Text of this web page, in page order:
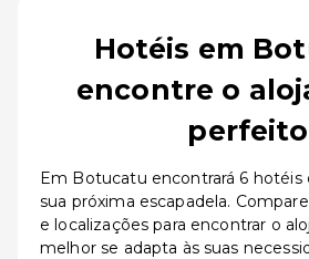
Hotéis em
encontre o
perfeito
Em Botucatu encontrará 6 hotéis
sua próxima escapadela.
e localizações para encontrar o
melhor se adapta às suas